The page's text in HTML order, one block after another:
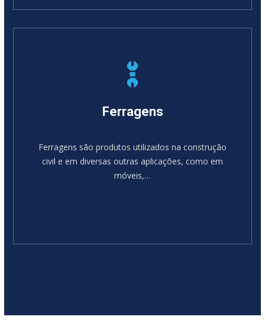
Ferragens
Ferragens são produtos utilizados na construção
civil e em diversas outras aplicações, como em
móveis,…